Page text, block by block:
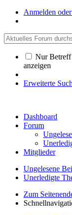
Anmelden
Nur Betreff
anzeigen
Erweiterte
Dashboard
Forum
Mitglieder
Ungelesene
Unerledigte
Zum